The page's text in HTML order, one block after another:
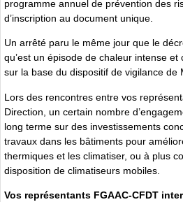
programme annuel de prévention des
d’inscription au document unique.
Un arrêté paru le même jour que le
qu’est un épisode de chaleur intense
sur la base du dispositif de vigilance de
Lors des rencontres entre vos
Direction, un certain nombre
long terme sur des investissements
travaux dans les bâtiments pour
thermiques et les climatiser, ou à plus
disposition de climatiseurs mobiles.
Vos représentants FGAAC-CFDT